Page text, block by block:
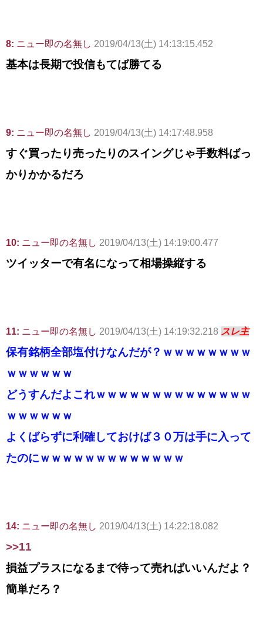
8: ニュー即の名無し 2019/04/13(土) 14:13:15.452
基本は長期で投信もてば勝てる
9: ニュー即の名無し 2019/04/13(土) 14:17:48.958
すぐ買ったり売ったりのスイングじゃ手数料ばっ
かりかかるだろ
10: ニュー即の名無し 2019/04/13(土) 14:19:00.477
ツイッターで有名になって相場操縦する
11: ニュー即の名無し 2019/04/13(土) 14:19:32.218 スレ主
保有銘柄全部塩付けなんだが？ｗｗｗｗｗｗｗｗ
ｗｗｗｗｗｗ
どうすんだよこれｗｗｗｗｗｗｗｗｗｗｗｗｗｗ
ｗｗｗｗｗｗ
よくばらずに利確しておけば３０万は手に入って
たのにｗｗｗｗｗｗｗｗｗｗｗｗｗ
14: ニュー即の名無し 2019/04/13(土) 14:22:18.082
>>11
損益プラスになるまで待って売ればいいんだよ？
簡単だろ？